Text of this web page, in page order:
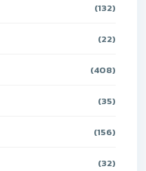
(132)
(22)
(408)
(35)
(156)
(32)